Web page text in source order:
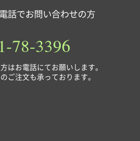
話でお問い合わせの方
78-3396
はお電話にてお願いします。
ご注文も承っております。